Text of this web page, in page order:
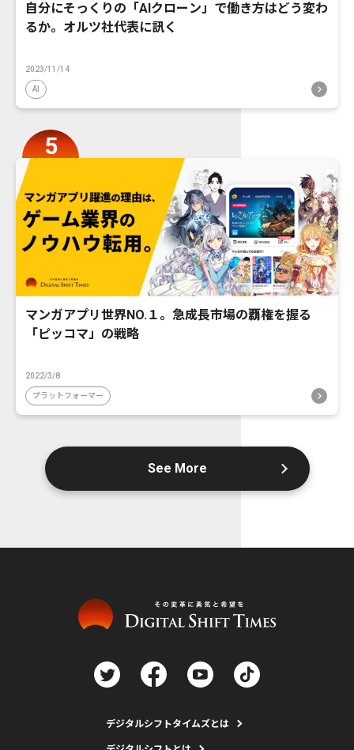
自分にそっくりの「AIクローン」で働き方はどう変わ
るか。オルツ社代表に訊く
2023/11/14
AI
マンガアプリ世界NO.１。急成長市場の覇権を握る
「ピッコマ」の戦略
2022/3/8
プラットフォーマー
See More
デジタルシフトタイムズとは